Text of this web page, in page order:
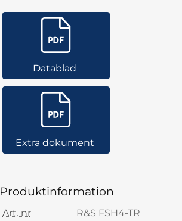
Datablad
Extra dokument
Produktinformation
Art. nr R&S FSH4-TR